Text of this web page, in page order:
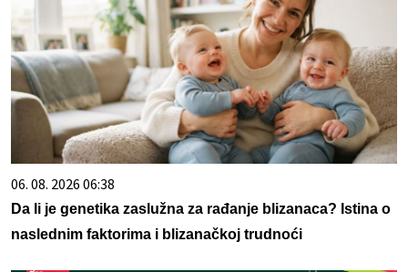
06. 08. 2026 06:38
Da li je genetika zaslužna za rađanje blizanaca? Istina o
naslednim faktorima i blizanačkoj trudnoći